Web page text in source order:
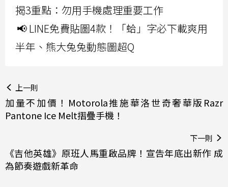
揭3重點：勿用手機處理重要工作
📢 LINE免費貼圖4款！「蛤」字必下載爽用
半年、熊大兔兔動態圖超Q
上一則
加量不加價！Motorola推施華洛世奇奢華版Razr
Pantone Ice Melt摺疊手機！
下一則
《吉他英雄》原班人馬重啟品牌！宣告年底出新作 成
為節奏遊戲新革命